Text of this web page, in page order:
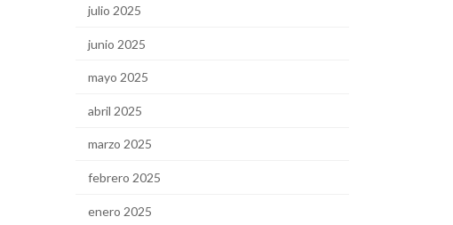
julio 2025
junio 2025
mayo 2025
abril 2025
marzo 2025
febrero 2025
enero 2025